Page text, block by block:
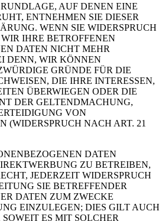
AUF DENEN EINE
ENTNEHMEN SIE DIESER
WENN SIE WIDERSPRUCH
IHRE BETROFFENEN
DATEN NICHT MEHR
DENN, WIR KÖNNEN
GRÜNDE FÜR DIE
DIE IHRE INTERESSEN,
ÜBERWIEGEN ODER DIE
DER GELTENDMACHUNG,
VON
(WIDERSPRUCH NACH ART. 21
DATEN
ZU BETREIBEN,
JEDERZEIT WIDERSPRUCH
SIE BETREFFENDER
DATEN ZUM ZWECKE
EINZULEGEN; DIES GILT AUCH
ES MIT SOLCHER